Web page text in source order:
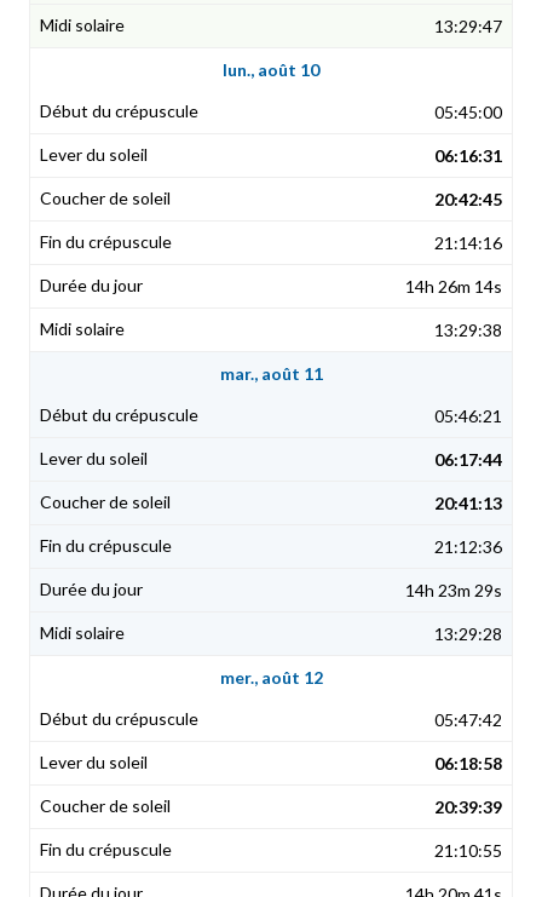
13:29:47
lun., août 10
05:45:00
06:16:31
20:42:45
21:14:16
14h 26m 14s
13:29:38
mar., août 11
05:46:21
06:17:44
20:41:13
21:12:36
14h 23m 29s
13:29:28
mer., août 12
05:47:42
06:18:58
20:39:39
21:10:55